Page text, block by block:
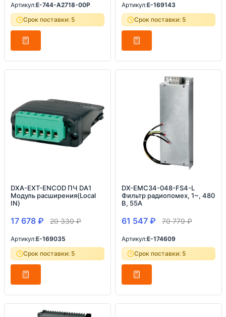
Артикул:E-744-A2718-00P
Срок поставки: 5
Артикул:E-169143
Срок поставки: 5
DXA-EXT-ENCOD ПЧ DA1
Модуль расширения(Local
IN)
17 678 ₽ 20 330₽
Артикул:E-169035
Срок поставки: 5
DX-EMC34-048-FS4-L
Фильтр радиопомех, 1~, 480
В, 55A
61 547 ₽ 70 779₽
Артикул:E-174609
Срок поставки: 5